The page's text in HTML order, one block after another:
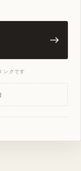
ンクです